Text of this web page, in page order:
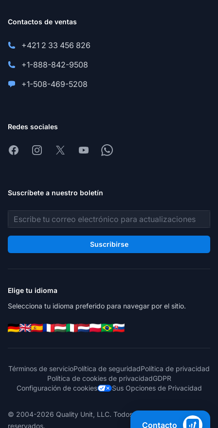
Contactos de ventas
+421 2 33 456 826
+1-888-842-9508
+1-508-469-5208
Redes sociales
FacebookInstagram
X YoutubeWhatsapp
Suscríbete a nuestro boletín
Dirección de correo electrónico
Suscribirse
Elige tu idioma
Selecciona tu idioma preferido para navegar por el sitio.
Términos de servicioPolítica de seguridadPolítica de privacidad
Política de cookies de privacidadGDPR
Configuración de cookies
Sus Opciones de Privacidad
© 2004-2026 Quality Unit, LLC. Todos los derechos
reservados.
Contacto